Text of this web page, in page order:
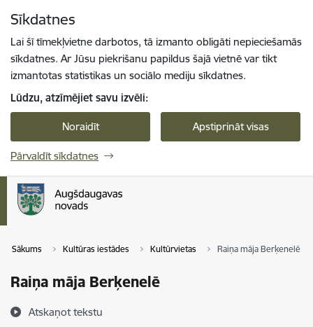
Sīkdatnes
Lai šī tīmekļvietne darbotos, tā izmanto obligāti nepieciešamās
sīkdatnes. Ar Jūsu piekrišanu papildus šajā vietnē var tikt
izmantotas statistikas un sociālo mediju sīkdatnes.
Lūdzu, atzīmējiet savu izvēli:
Noraidīt Apstiprināt visas
Pārvaldīt sīkdatnes
Sākums Kultūras iestādes Kultūrvietas Raiņa māja Berķenelē
Raiņa māja Berķenelē
Atskaņot tekstu